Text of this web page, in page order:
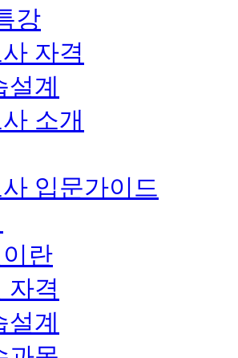
강
자격
설계
소개
입문가이드
란
자격
설계